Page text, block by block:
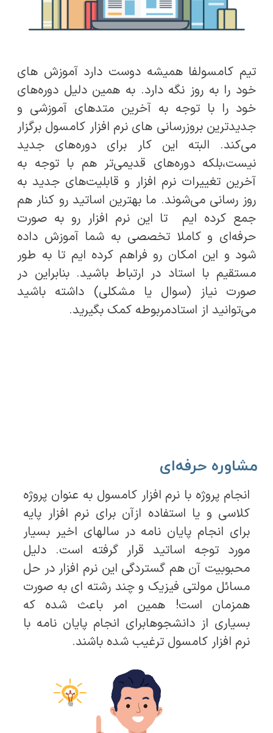
تیم کامسولفا همیشه دوست دارد آموزش های
خود را به روز نگه دارد. به همین دلیل دوره‌های
خود را با توجه به آخرین متدهای آموزشی و
جدیدترین بروزرسانی های نرم افزار کامسول برگزار
می‌کند. البته این کار برای دوره‌های جدید
نیست،بلکه دوره‌های قدیمی‌تر هم با توجه به
آخرین تغییرات نرم افزار و قابلیت‌های جدید به
روز رسانی می‌شوند. ما بهترین اساتید رو کنار هم
جمع کرده ایم تا این نرم افزار رو به صورت
حرفه‌ای و کاملا تخصصی به شما آموزش داده
شود و این امکان رو فراهم کرده ایم تا به طور
مستقیم با استاد در ارتباط باشید. بنابراین در
صورت نیاز (سوال یا مشکلی) داشته باشید
می‌توانید از استادمربوطه کمک بگیرید.
مشاوره حرفه‌ای
انجام پروژه با نرم افزار کامسول به عنوان پروژه
کلاسی و یا استفاده ازآن برای نرم افزار پایه
برای انجام پایان نامه در سالهای اخیر بسیار
مورد توجه اساتید قرار گرفته است. دلیل
محبوبیت آن هم گستردگی این نرم افزار در حل
مسائل مولتی فیزیک و چند رشته ای به صورت
همزمان است! همین امر باعث شده که
بسیاری از دانشجوهابرای انجام پایان نامه با
نرم افزار کامسول ترغیب شده باشند.